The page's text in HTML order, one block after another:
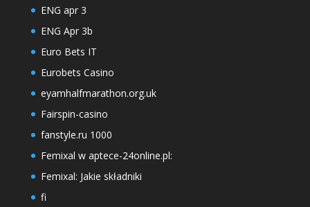
ENG apr 3
ENG Apr 3b
Euro Bets IT
Eurobets Casino
eyamhalfmarathon.org.uk
Fairspin-casino
fanstyle.ru 1000
Femixal w aptece-24online.pl:
Femixal: Jakie składniki
fi